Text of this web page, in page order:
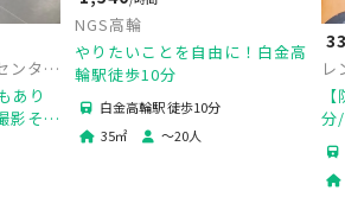
ンタ
ール
あり
影その
スタ
NGS高輪
やりたいことを自由に！白金高
輪駅徒歩10分
白金高輪駅 徒歩10分
35㎡ 〜20人
レ
分